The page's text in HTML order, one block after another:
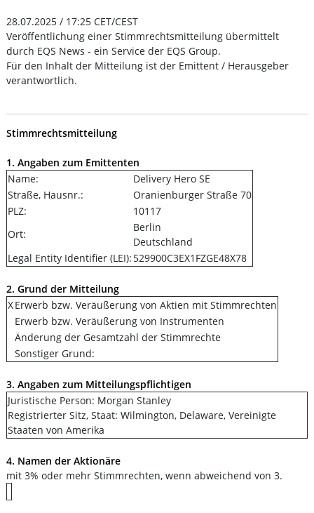
28.07.2025 / 17:25 CET/CEST
Veröffentlichung einer Stimmrechtsmitteilung übermittelt
durch EQS News - ein Service der EQS Group.
Für den Inhalt der Mitteilung ist der Emittent / Herausgeber
verantwortlich.
Stimmrechtsmitteilung
1. Angaben zum Emittenten
Name:
Delivery Hero SE
Straße, Hausnr.:
Oranienburger Straße 70
PLZ:
10117
Ort:
Berlin
Deutschland
Legal Entity Identifier (LEI): 529900C3EX1FZGE48X78
2. Grund der Mitteilung
XErwerb bzw. Veräußerung von Aktien mit Stimmrechten
Erwerb bzw. Veräußerung von Instrumenten
Änderung der Gesamtzahl der Stimmrechte
Sonstiger Grund:
3. Angaben zum Mitteilungspflichtigen
Juristische Person: Morgan Stanley
Registrierter Sitz, Staat: Wilmington, Delaware, Vereinigte
Staaten von Amerika
4. Namen der Aktionäre
mit 3% oder mehr Stimmrechten, wenn abweichend von 3.